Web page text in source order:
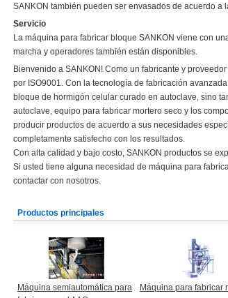
SANKON también pueden ser envasados de acuerdo a
Servicio
La máquina para fabricar bloque SANKON viene con
marcha y operadores también están disponibles.
Bienvenido a SANKON! Como un fabricante y
por ISO9001. Con la tecnología de fabricación
bloque de hormigón celular curado en autoclave, sino
autoclave, equipo para fabricar mortero seco y los
producir productos de acuerdo a sus necesidades
completamente satisfecho con los resultados.
Con alta calidad y bajo costo, SANKON productos se
Si usted tiene alguna necesidad de máquina para
contactar con nosotros.
Productos principales
Máquina semiautomática para
Máquina para fabricar